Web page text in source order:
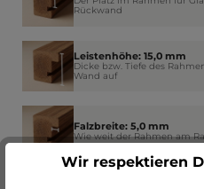
Rückwand
Leistenhöhe: 15,0 mm
Dicke bzw. Tiefe des
Wand auf
Falzbreite: 5,0 mm
Wie weit der Rahmen am
Wir respektieren